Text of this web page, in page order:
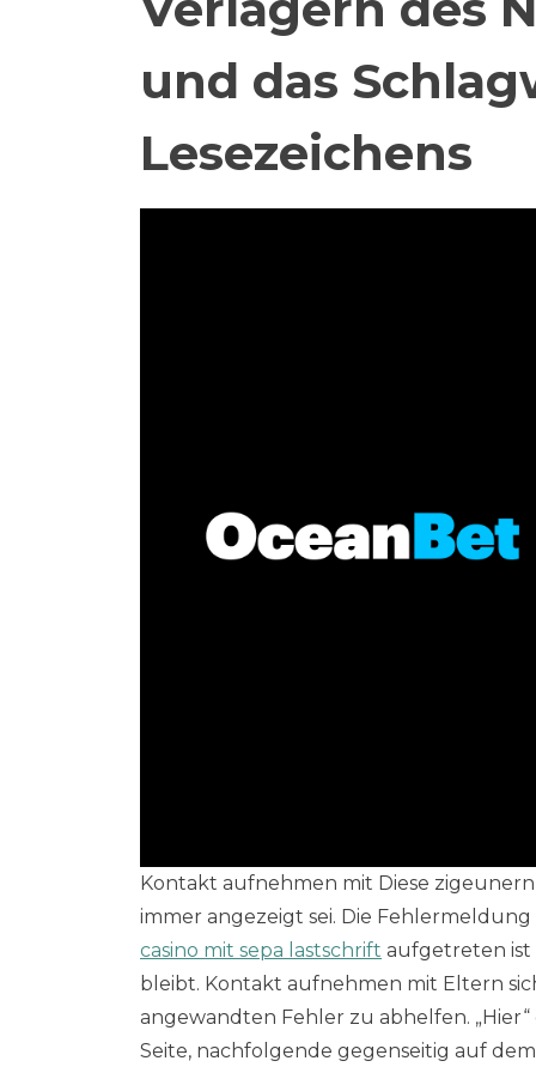
und das
Lesezeichens
Kontakt aufnehmen mit Diese
immer angezeigt sei. Die
casino mit sepa lastschrift aufgetreten ist
bleibt. Kontakt aufnehmen mit Eltern
angewandten Fehler zu abhelfen.
Seite, nachfolgende gegenseitig auf